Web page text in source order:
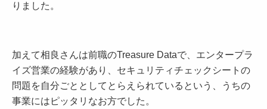
りました。
加えて相良さんは前職のTreasure Dataで、エンタープラ
イズ営業の経験があり、セキュリティチェックシートの
問題を自分ごととしてとらえられているという、うちの
事業にはピッタリなお方でした。